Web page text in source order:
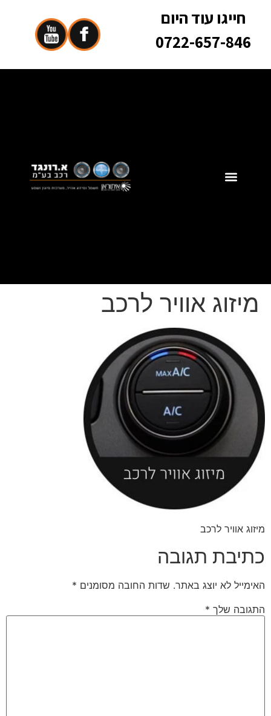
חייגו עוד היום
0722-657-846
מיזוג אוויר לרכב
מיזוג אוויר לרכב
כתיבת תגובה
האימייל לא יוצג באתר. שדות החובה מסומנים *
התגובה שלך *